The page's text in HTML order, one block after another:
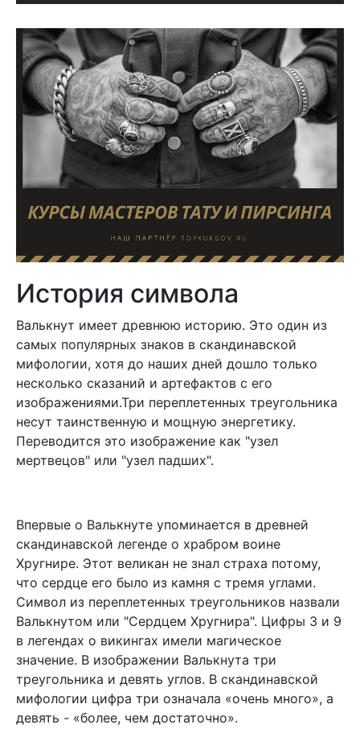
История символа
Валькнут имеет древнюю историю. Это один из
самых популярных знаков в скандинавской
мифологии, хотя до наших дней дошло только
несколько сказаний и артефактов с его
изображениями.Три переплетенных треугольника
несут таинственную и мощную энергетику.
Переводится это изображение как "узел
мертвецов" или "узел падших".
Впервые о Валькнуте упоминается в древней
скандинавской легенде о храбром воине
Хругнире. Этот великан не знал страха потому,
что сердце его было из камня с тремя углами.
Символ из переплетенных треугольников назвали
Валькнутом или "Сердцем Хругнира". Цифры 3 и 9
в легендах о викингах имели магическое
значение. В изображении Валькнута три
треугольника и девять углов. В скандинавской
мифологии цифра три означала «очень много», а
девять - «более, чем достаточно».